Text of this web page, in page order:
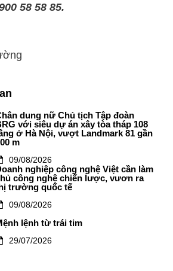
58 58 85.
dung nữ Chủ tịch Tập đoàn
với siêu dự án xây tòa tháp 108
ở Hà Nội, vượt Landmark 81 gần
m
09/08/2026
nghiệp công nghệ Việt cần làm
công nghệ chiến lược, vươn ra
trường quốc tế
09/08/2026
lệnh từ trái tim
29/07/2026